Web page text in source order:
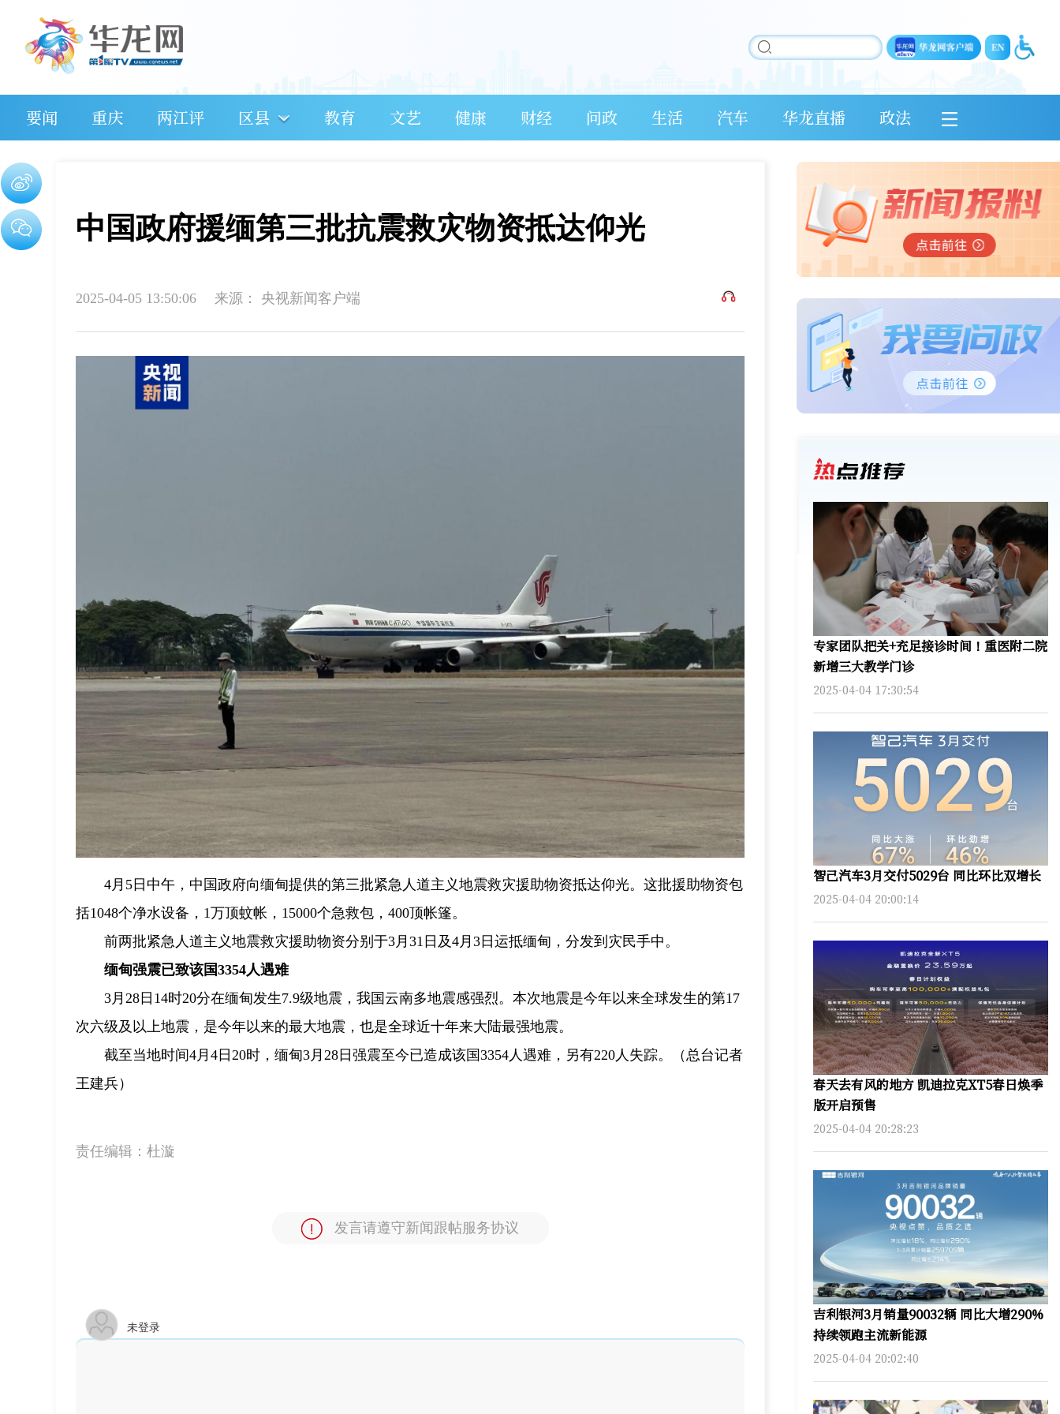
要闻 重庆 两江评 区县 教育 文艺 健康 财经 问政 生活 汽车 华龙直播 政法
中国政府援缅第三批抗震救灾物资抵达仰光
2025-04-05 13:50:06 来源： 央视新闻客户端
4月5日中午，中国政府向缅甸提供的第三批紧急人道主义地震救灾援助物资抵达仰光。这批援助物资包
括1048个净水设备，1万顶蚊帐，15000个急救包，400顶帐篷。
前两批紧急人道主义地震救灾援助物资分别于3月31日及4月3日运抵缅甸，分发到灾民手中。
缅甸强震已致该国3354人遇难
3月28日14时20分在缅甸发生7.9级地震，我国云南多地震感强烈。本次地震是今年以来全球发生的第17
次六级及以上地震，是今年以来的最大地震，也是全球近十年来大陆最强地震。
截至当地时间4月4日20时，缅甸3月28日强震至今已造成该国3354人遇难，另有220人失踪。（总台记者
王建兵）
责任编辑： 杜漩
发言请遵守新闻跟帖服务协议
未登录
专家团队把关+充足接诊时间！重医附二院
新增三大教学门诊
2025-04-04 17:30:54
智己汽车3月交付5029台 同比环比双增长
2025-04-04 20:00:14
春天去有风的地方 凯迪拉克XT5春日焕季
版开启预售
2025-04-04 20:28:23
吉利银河3月销量90032辆 同比大增290%
持续领跑主流新能源
2025-04-04 20:02:40